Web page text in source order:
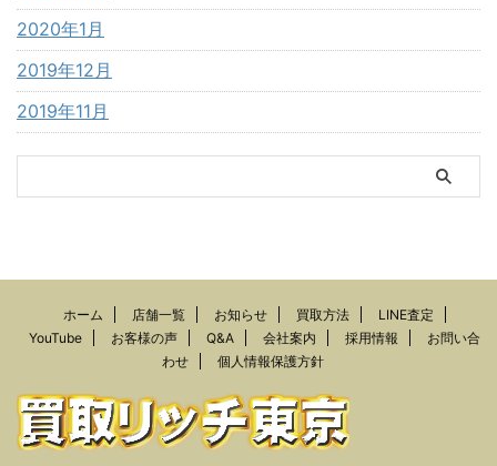
2020年1月
2019年12月
2019年11月
ホーム 店舗一覧 お知らせ 買取方法
LINE査定
YouTube
お客様の声 Q&A 会社案内 採用情報
お問い合
わせ
個人情報保護方針